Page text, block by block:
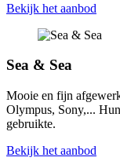
Bekijk het aanbod
Sea & Sea
Mooie en fijn
Olympus, Sony,...
gebruikte.
Bekijk het aanbod